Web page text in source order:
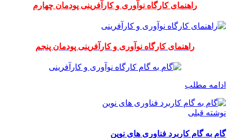
راهنمای کارگاه نوآوری و کارآفرینی پودمان چهارم
راهنمای کارگاه نوآوری و کارآفرینی پودمان پنجم
ادامه مطلب
نوشته قبلی
گام به گام کاربرد فناوری های نوین